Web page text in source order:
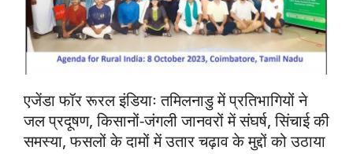
Ground Report
Rural Connect
Gallery
National
एजेंडा फॉर रूरल इंडियाः तमिलनाडु में प्रतिभागियों ने
जल प्रदूषण, किसानों-जंगली जानवरों में संघर्ष, सिंचाई की
समस्या, फसलों के दामों में उतार चढ़ाव के मुद्दों को उठाया